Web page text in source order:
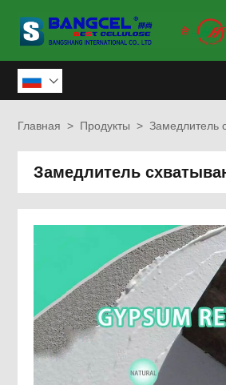

Главная > Продукты > Замедлитель
Замедлитель